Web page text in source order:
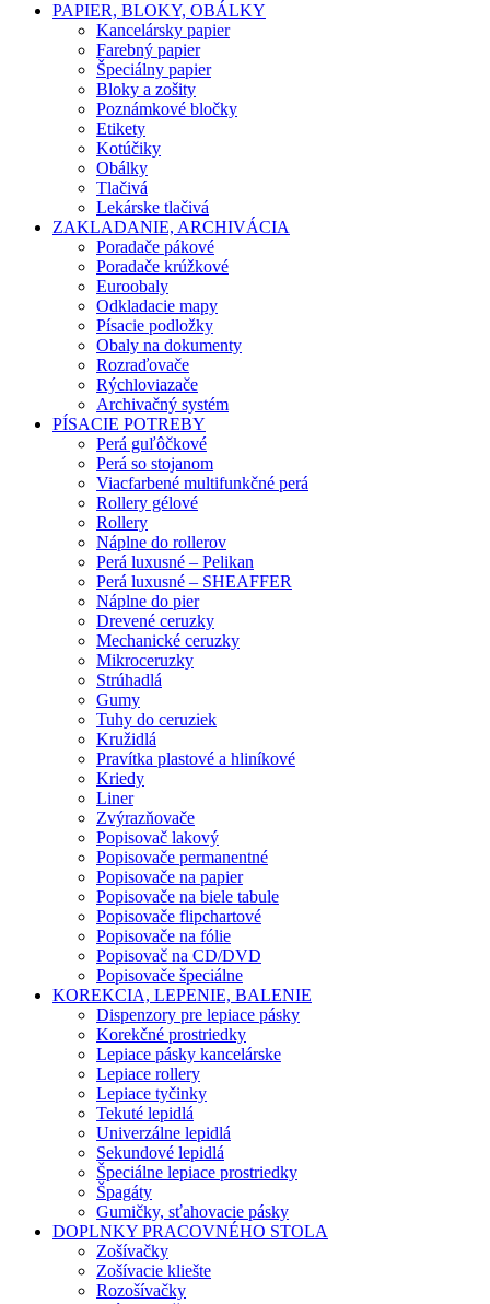
PAPIER, BLOKY, OBÁLKY
Kancelársky papier
Farebný papier
Špeciálny papier
Bloky a zošity
Poznámkové bločky
Etikety
Kotúčiky
Obálky
Tlačivá
Lekárske tlačivá
ZAKLADANIE, ARCHIVÁCIA
Poradače pákové
Poradače krúžkové
Euroobaly
Odkladacie mapy
Písacie podložky
Obaly na dokumenty
Rozraďovače
Rýchloviazače
Archivačný systém
PÍSACIE POTREBY
Perá guľôčkové
Perá so stojanom
Viacfarbené multifunkčné perá
Rollery gélové
Rollery
Náplne do rollerov
Perá luxusné – Pelikan
Perá luxusné – SHEAFFER
Náplne do pier
Drevené ceruzky
Mechanické ceruzky
Mikroceruzky
Strúhadlá
Gumy
Tuhy do ceruziek
Kružidlá
Pravítka plastové a hliníkové
Kriedy
Liner
Zvýrazňovače
Popisovač lakový
Popisovače permanentné
Popisovače na papier
Popisovače na biele tabule
Popisovače flipchartové
Popisovače na fólie
Popisovač na CD/DVD
Popisovače špeciálne
KOREKCIA, LEPENIE, BALENIE
Dispenzory pre lepiace pásky
Korekčné prostriedky
Lepiace pásky kancelárske
Lepiace rollery
Lepiace tyčinky
Tekuté lepidlá
Univerzálne lepidlá
Sekundové lepidlá
Špeciálne lepiace prostriedky
Špagáty
Gumičky, sťahovacie pásky
DOPLNKY PRACOVNÉHO STOLA
Zošívačky
Zošívacie kliešte
Rozošívačky